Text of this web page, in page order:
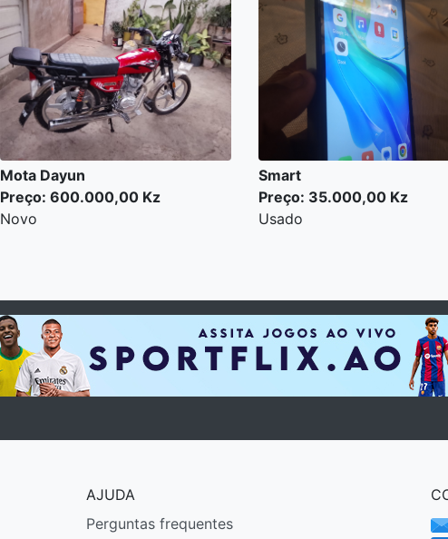
Mota Dayun
Preço: 600.000,00 Kz
Novo
Smart
Preço: 35.000,00 Kz
Usado
AJUDA
Perguntas frequentes